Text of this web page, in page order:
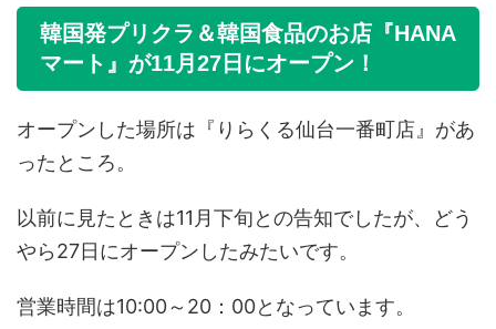
韓国発プリクラ＆韓国食品のお店『HANA
マート』が11月27日にオープン！
オープンした場所は『りらくる仙台一番町店』があ
ったところ。
以前に見たときは11月下旬との告知でしたが、どう
やら27日にオープンしたみたいです。
営業時間は10:00～20：00となっています。